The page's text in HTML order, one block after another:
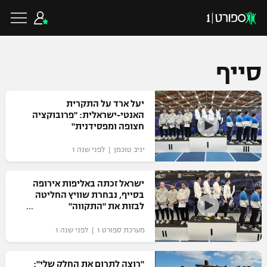
כדורגל ישראלי
ליגת העל
גביע הטוטו
ליגיונרים
גביע המדינה
כדורגל עולמי
ליגת האלופות
ליגה אירופית
ליגה אנגלית
כדורסל ישראלי
ליגת ווינר סל
ליגה לאומית
כדורסל עולמי
NBA
סייף
יעל ארד על התקרית
האנטי-ישראלית: "פרובוקציה
חצופה ומפסידנית"
יניב טוכמן | לפני שנה 1
ישראל זכתה באליפות אירופה
בסייף, נבחרת שוויץ החליטה
לבזות את "התקווה"
מערכת ספורט 1 | לפני שנה 1
"רוצה לתרום את החלק שלי":